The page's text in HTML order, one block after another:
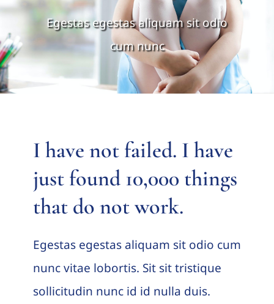
Egestas egestas aliquam sit odio
cum nunc
I have not failed. I have
just found 10,000 things
that do not work.
Egestas egestas aliquam sit odio cum
nunc vitae lobortis. Sit sit tristique
sollicitudin nunc id id nulla duis.